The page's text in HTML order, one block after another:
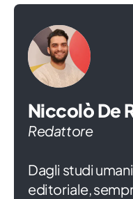
Niccolò De
Redattore
Dagli studi
editoriale,